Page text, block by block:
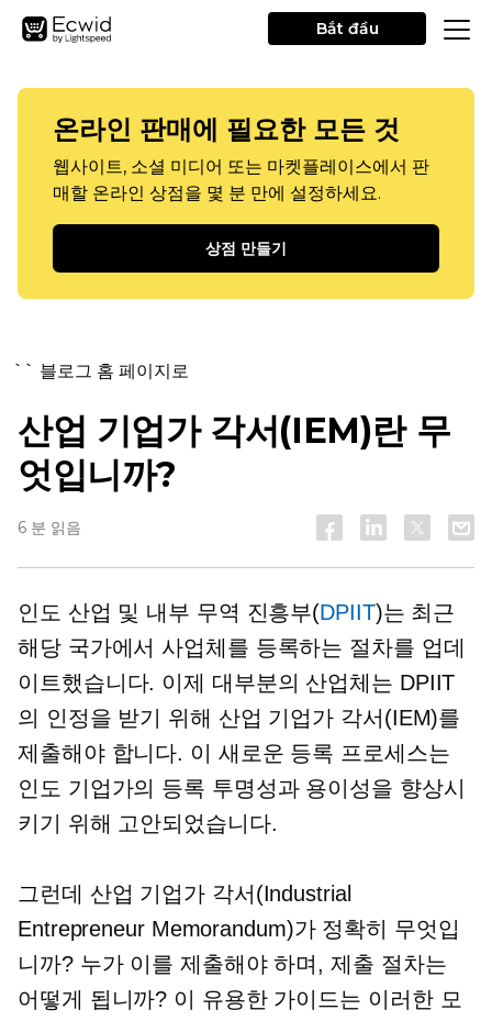
Bắt đầu
온라인 판매에 필요한 모든 것
웹사이트, 소셜 미디어 또는 마켓플레이스에서 판
매할 온라인 상점을 몇 분 만에 설정하세요.
상점 만들기
`` 블로그 홈 페이지로
산업 기업가 각서(IEM)란 무
엇입니까?
6 분 읽음
인도 산업 및 내부 무역 진흥부(DPIIT)는 최근
해당 국가에서 사업체를 등록하는 절차를 업데
이트했습니다. 이제 대부분의 산업체는 DPIIT
의 인정을 받기 위해 산업 기업가 각서(IEM)를
제출해야 합니다. 이 새로운 등록 프로세스는
인도 기업가의 등록 투명성과 용이성을 향상시
키기 위해 고안되었습니다.
그런데 산업 기업가 각서(Industrial
Entrepreneur Memorandum)가 정확히 무엇입
니까? 누가 이를 제출해야 하며, 제출 절차는
어떻게 됩니까? 이 유용한 가이드는 이러한 모